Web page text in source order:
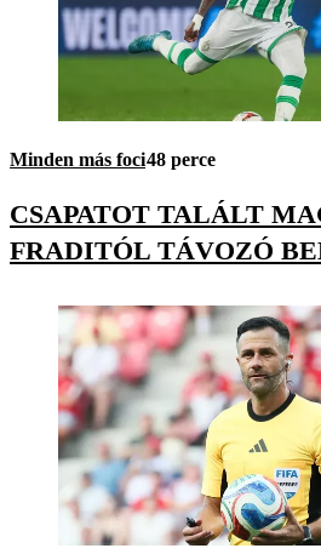
Minden más foci48 perce
CSAPATOT TALÁLT
FRADITÓL TÁVOZÓ